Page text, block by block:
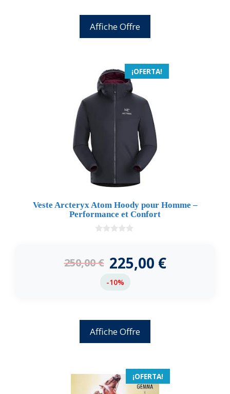
Affiche Offre
¡OFERTA!
Veste Arcteryx Atom Hoody pour Homme –
Performance et Confort
5
250,00€ 225,00 €
-10%
Affiche Offre
¡OFERTA!